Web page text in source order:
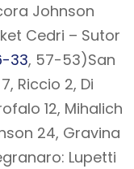
Johnson
Cedri – Sutor
33, 57-53)San
Riccio 2, Di
12, Mihalich
24, Gravina
Lupetti